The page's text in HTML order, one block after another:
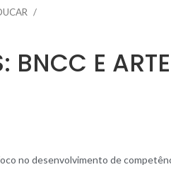
BNCC E
no desenvolvimento de